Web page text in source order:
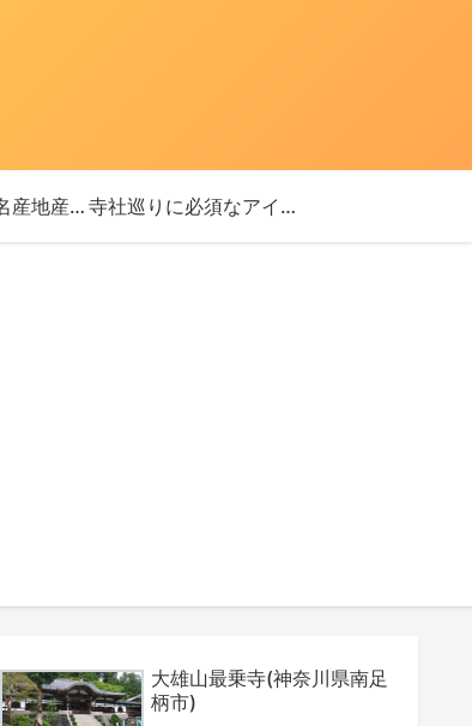
「神社巡りと名産地産を探す旅」ブログ始めました！ 寺社巡りに必須なアイテム
大雄山最乗寺(神奈川県南足
柄市)